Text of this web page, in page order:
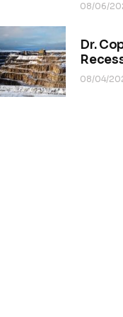
08/06/
Dr.
08/04/